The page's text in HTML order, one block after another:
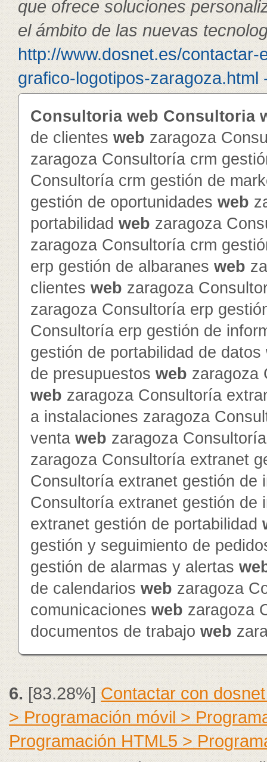
que ofrece soluciones
el ámbito de las nuevas
http://www.dosnet.es/
grafico-logotipos-zaragoza.html
Consultoria web Consultoria
de clientes web zaragoza
zaragoza Consultoría crm
Consultoría crm gestión de
gestión de oportunidades web
portabilidad web zaragoza
zaragoza Consultoría crm
erp gestión de albaranes web
clientes web zaragoza
zaragoza Consultoría erp
Consultoría erp gestión de
gestión de portabilidad de datos
de presupuestos web zaragoza
web zaragoza Consultoría
a instalaciones zaragoza
venta web zaragoza
zaragoza Consultoría extranet
Consultoría extranet gestión de
Consultoría extranet gestión de
extranet gestión de portabilidad
gestión y seguimiento de
gestión de alarmas y alertas
de calendarios web zaragoza
comunicaciones web zaragoza
documentos de trabajo web
6.[83.28%] Contactar con
> Programación móvil >
Programación HTML5 >